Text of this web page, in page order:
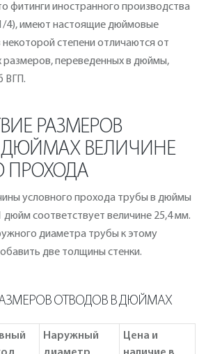
фитинги иностранного производства
4), имеют настоящие дюймовые
степени отличаются от
размеров, переведенных в дюймы,
ВГП.
РАЗМЕРОВ
ДЮЙМАХ ВЕЛИЧИНЕ
ПРОХОДА
условного прохода трубы в дюймы
дюйм соответствует величине 25,4 мм.
диаметра трубы к этому
две толщины стенки.
ОТВОДОВ В ДЮЙМАХ
Наружный
Цена и